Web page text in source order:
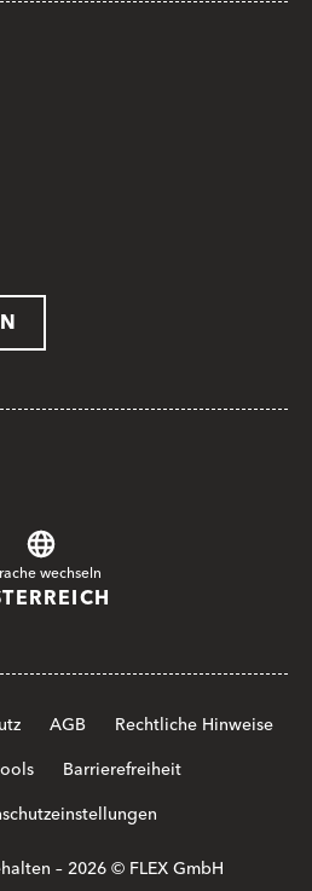
wechseln
AGB
Rechtliche Hinweise
Barrierefreiheit
– 2026 © FLEX GmbH